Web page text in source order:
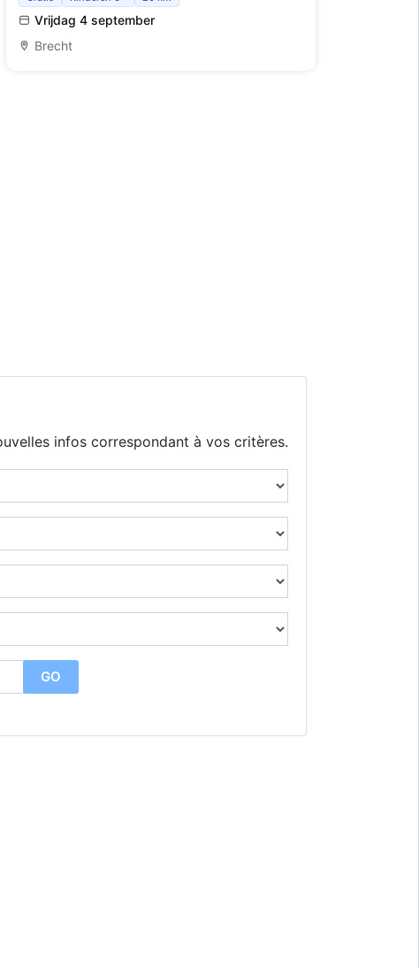
Vrijdag 4 september
Brecht
infos correspondant à vos critères.